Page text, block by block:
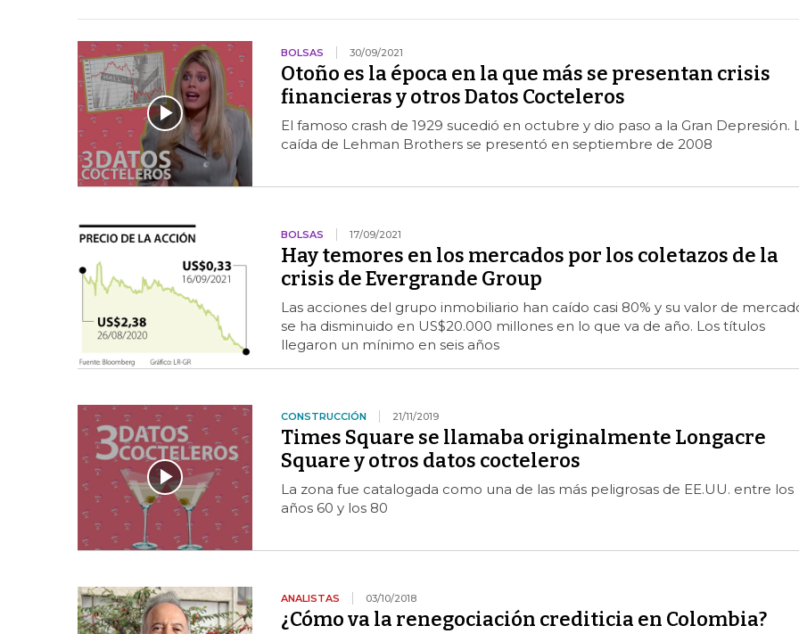
BOLSAS 30/09/2021
Otoño es la época en la que más se presentan crisis
financieras y otros Datos Cocteleros
El famoso crash de 1929 sucedió en octubre y dio paso a la Gran Depresión.
caída de Lehman Brothers se presentó en septiembre de 2008
BOLSAS 17/09/2021
Hay temores en los mercados por los coletazos de la
crisis de Evergrande Group
Las acciones del grupo inmobiliario han caído casi 80% y su valor de
se ha disminuido en US$20.000 millones en lo que va de año. Los títulos
llegaron un mínimo en seis años
CONSTRUCCIÓN 21/11/2019
Times Square se llamaba originalmente Longacre
Square y otros datos cocteleros
La zona fue catalogada como una de las más peligrosas de EE.UU. entre los
años 60 y los 80
ANALISTAS 03/10/2018
¿Cómo va la renegociación crediticia en Colombia?